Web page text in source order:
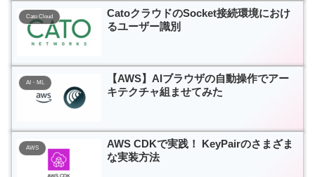
Cato Cloud
CatoクラウドのSocket接続環境におけ
るユーザー識別
AI・ML
【AWS】AIブラウザの自動操作でアー
キテクチャ組ませてみた
AWS
AWS CDKで実践！ KeyPairのさまざま
な実装方法